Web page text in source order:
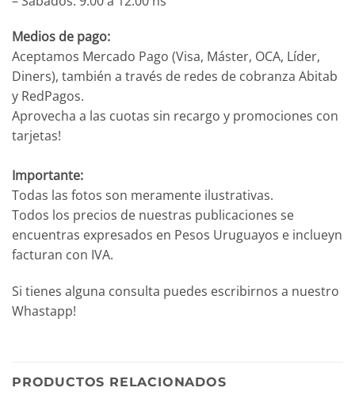
Medios de pago:
Aceptamos Mercado Pago (Visa, Máster, OCA, Líder,
Diners), también a través de redes de cobranza Abitab
y RedPagos.
Aprovecha a las cuotas sin recargo y promociones con
tarjetas!
Importante:
Todas las fotos son meramente ilustrativas.
Todos los precios de nuestras publicaciones se
encuentras expresados en Pesos Uruguayos e inclueyn
facturan con IVA.
Si tienes alguna consulta puedes escribirnos a nuestro
Whastapp!
PRODUCTOS RELACIONADOS